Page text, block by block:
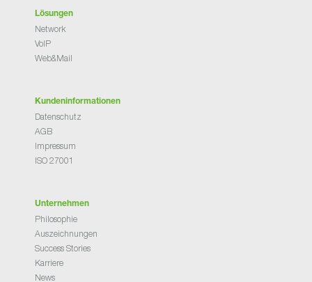
Lösungen
Network
VoIP
Web&Mail
Kundeninformationen
Datenschutz
AGB
Impressum
ISO 27001
Unternehmen
Philosophie
Auszeichnungen
Success Stories
Karriere
News